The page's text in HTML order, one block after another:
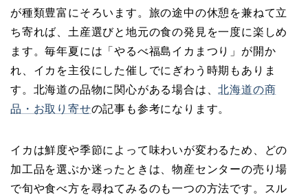
が種類豊富にそろいます。旅の途中の休憩を兼ねて立
ち寄れば、土産選びと地元の食の発見を一度に楽しめ
ます。毎年夏には「やるべ福島イカまつり」が開か
れ、イカを主役にした催しでにぎわう時期もありま
す。北海道の品物に関心がある場合は、北海道の商
品・お取り寄せの記事も参考になります。
イカは鮮度や季節によって味わいが変わるため、どの
加工品を選ぶか迷ったときは、物産センターの売り場
で旬や食べ方を尋ねてみるのも一つの方法です。スル